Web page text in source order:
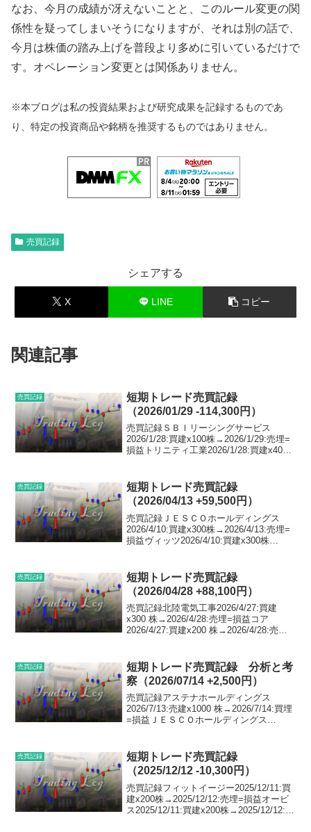
なお、今月の成績が冴えないことと、このルール変更の関
係性を疑ってしまいそうになりますが、それは別の話で、
今月は株価の踏み上げを普段より多めに引いているだけで
す。オペレーション変更とは関係ありません。
※本ブログは私の投資結果および研究成果を記録するものであ
り、特定の投資商品や銘柄を推奨するものではありません。
売買記録
シェアする
X LINE コピー
関連記事
売買記録
短期トレード売買記録
（2026/01/29 -114,300円）
売買記録ＳＢＩリーシングサービス
2026/1/28:買建x100株→2026/1/29:売埋=
損益トリニティ工業2026/1/28:買建x400
売買記録
短期トレード売買記録
（2026/04/13 +59,500円）
売買記録ＪＥＳＣＯホールディングス
2026/4/10:買建x300株→2026/4/13:売埋=
損益ヴィッツ2026/4/10:買建x300株
売買記録
短期トレード売買記録
（2026/04/28 +88,100円）
売買記録北陸電気工事2026/4/27:買建
x300 株→2026/4/28:売埋=損益コア
2026/4/27:買建x200 株→2026/4/28:売埋=
売買記録
短期トレード売買記録 分析と考
察（2026/07/14 +2,500円）
売買記録アステナホールディングス
2026/7/13:売建x1000 株→2026/7/14:買埋
=損益ＪＥＳＣＯホールディングス
から水曜日に...
売買記録
短期トレード売買記録
（2025/12/12 -10,300円）
売買記録フィットイージー2025/12/11:買
建x200株→2025/12/12:売埋=損益オービ
ス2025/12/11:買建x200株→2025/12/12:売